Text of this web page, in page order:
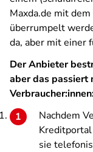
Maxda.de mit
überrumpelt
da, aber mit einer
Der Anbieter
aber das passiert
Nachdem
sie